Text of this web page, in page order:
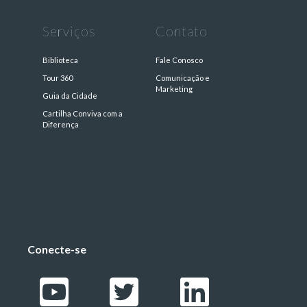
Serviços
Biblioteca
Tour 360
Guia da Cidade
Cartilha Conviva com a
Diferença
Contato
Fale Conosco
Comunicação e
Marketing
Conecte-se